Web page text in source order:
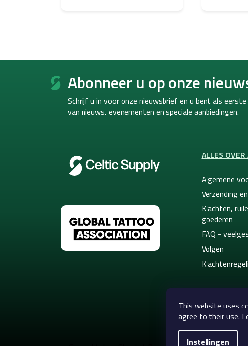
This website uses
agree to their use.
Instellingen
F
Abonneer u op onze
Schrijf u in voor onze nieuwsbrief en u bent als
van nieuws, evenementen en speciale aanbiedingen.
ALLES
Algemene
Verzending
Klachten,
goederen
FAQ -
Volgen